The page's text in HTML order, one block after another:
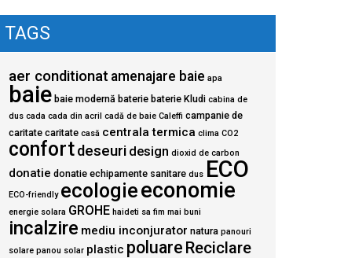
TAGS
aer conditionat amenajare baie apa
baie baie modernă baterie baterie Kludi cabina de
dus cada cada din acril cadă de baie Caleffi campanie de
caritate caritate casă centrala termica clima CO2
confortdeseuri design dioxid de carbon
donatie donatie echipamente sanitare dus ECO
ECO-friendly ecologieeconomie
energie solara GROHE haideti sa fim mai buni
incalzire mediu inconjurator natura panouri
solare panou solar plastic poluare Reciclare